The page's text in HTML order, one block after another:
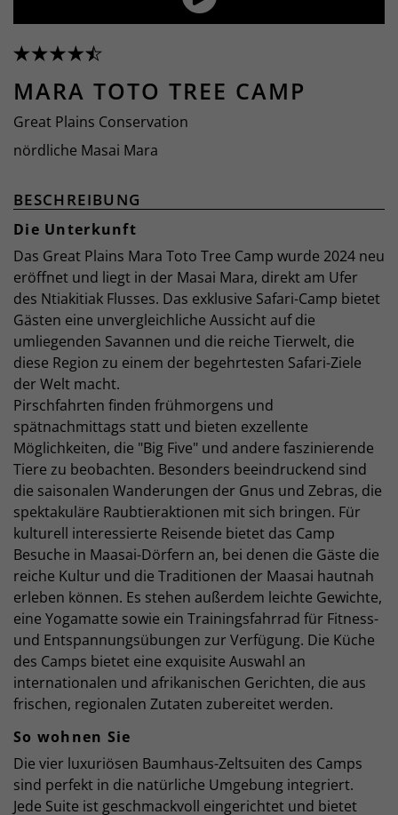
MARA TOTO TREE CAMP
Great Plains Conservation
nördliche Masai Mara
BESCHREIBUNG
Die Unterkunft
Das Great Plains Mara Toto Tree Camp wurde 2024 neu
eröffnet und liegt in der Masai Mara, direkt am Ufer
des Ntiakitiak Flusses. Das exklusive Safari-Camp bietet
Gästen eine unvergleichliche Aussicht auf die
umliegenden Savannen und die reiche Tierwelt, die
diese Region zu einem der begehrtesten Safari-Ziele
der Welt macht.
Pirschfahrten finden frühmorgens und
spätnachmittags statt und bieten exzellente
Möglichkeiten, die "Big Five" und andere faszinierende
Tiere zu beobachten. Besonders beeindruckend sind
die saisonalen Wanderungen der Gnus und Zebras, die
spektakuläre Raubtieraktionen mit sich bringen. Für
kulturell interessierte Reisende bietet das Camp
Besuche in Maasai-Dörfern an, bei denen die Gäste die
reiche Kultur und die Traditionen der Maasai hautnah
erleben können. Es stehen außerdem leichte Gewichte,
eine Yogamatte sowie ein Trainingsfahrrad für Fitness-
und Entspannungsübungen zur Verfügung. Die Küche
des Camps bietet eine exquisite Auswahl an
internationalen und afrikanischen Gerichten, die aus
frischen, regionalen Zutaten zubereitet werden.
So wohnen Sie
Die vier luxuriösen Baumhaus-Zeltsuiten des Camps
sind perfekt in die natürliche Umgebung integriert.
Jede Suite ist geschmackvoll eingerichtet und bietet